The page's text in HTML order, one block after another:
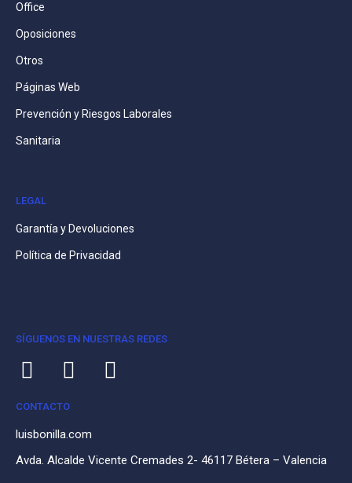
Office
Oposiciones
Otros
Páginas Web
Prevención y Riesgos Laborales
Sanitaria
LEGAL
Garantía y Devoluciones
Política de Privacidad
SÍGUENOS EN NUESTRAS REDES
CONTACTO
luisbonilla.com
Avda. Alcalde Vicente Cremades 2- 46117 Bétera – Valencia